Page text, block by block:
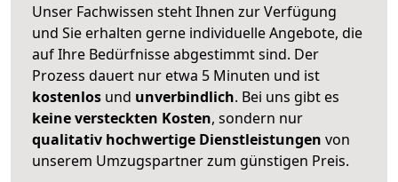
Unser Fachwissen steht Ihnen zur Verfügung
und Sie erhalten gerne individuelle Angebote, die
auf Ihre Bedürfnisse abgestimmt sind. Der
Prozess dauert nur etwa 5 Minuten und ist
kostenlos und unverbindlich. Bei uns gibt es
keine versteckten Kosten, sondern nur
qualitativ hochwertige Dienstleistungen von
unserem Umzugspartner zum günstigen Preis.